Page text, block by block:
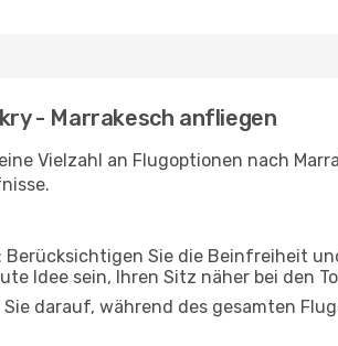
- Marrakesch anfliegen
Vielzahl an Flugoptionen nach
: Berücksichtigen Sie die Beinfreiheit
Idee sein, Ihren Sitz näher bei den
darauf, während des gesamten